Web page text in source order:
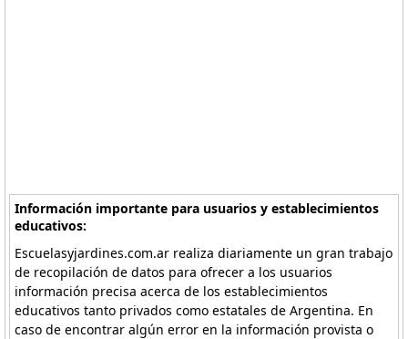
Información importante para usuarios y establecimientos
educativos:
Escuelasyjardines.com.ar realiza diariamente un gran trabajo
de recopilación de datos para ofrecer a los usuarios
información precisa acerca de los establecimientos
educativos tanto privados como estatales de Argentina. En
caso de encontrar algún error en la información provista o